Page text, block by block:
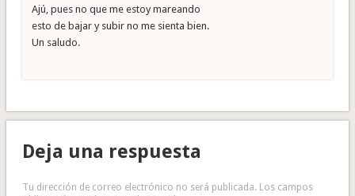
Ajú, pues no que me estoy mareando
esto de bajar y subir no me sienta bien.
Un saludo.
Deja una respuesta
Tu dirección de correo electrónico no será publicada. Los campos